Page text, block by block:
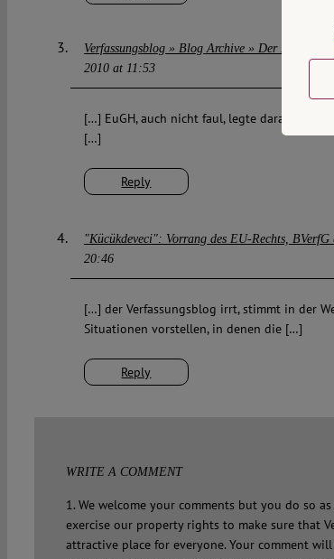
Verfassungsblog » Blog Archive » Der Krieg der
2010 at 11:53
Reply
[…] EuGH, auch nicht faul, legte daraufhin
[…]
"Kücükdeveci": Vorrang des EU-Rechts,
20:46
Reply
[…] der Verfassungsblog irrt, stimmt in der
Situationen vorstellen, in denen die […]
WRITE A COMMENT
1. We welcome your comments but you do so
exercise our property rights to make sure that
attractive place for everyone. Your comment